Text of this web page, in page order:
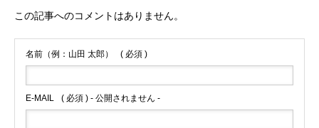
この記事へのコメントはありません。
名前（例：山田 太郎） ( 必須 )
E-MAIL ( 必須 ) - 公開されません -